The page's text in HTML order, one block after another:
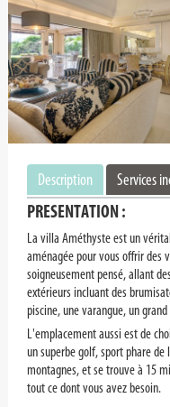
Description Services
PRESENTATION :
La villa Améthyste est un
aménagée pour vous offrir des
soigneusement pensé, allant
extérieurs incluant des
piscine, une varangue, un
L'emplacement aussi est de
un superbe golf, sport phare
montagnes, et se trouve à 15
tout ce dont vous avez besoin.